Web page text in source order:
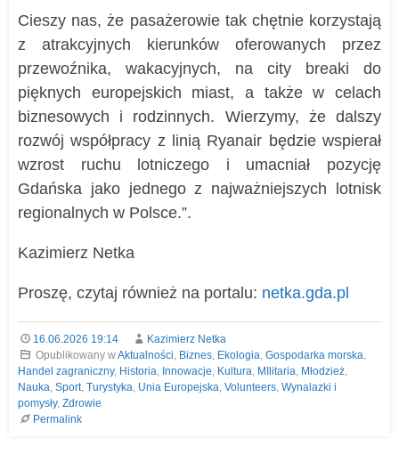
Cieszy nas, że pasażerowie tak chętnie korzystają
z atrakcyjnych kierunków oferowanych przez
przewoźnika, wakacyjnych, na city breaki do
pięknych europejskich miast, a także w celach
biznesowych i rodzinnych. Wierzymy, że dalszy
rozwój współpracy z linią Ryanair będzie wspierał
wzrost ruchu lotniczego i umacniał pozycję
Gdańska jako jednego z najważniejszych lotnisk
regionalnych w Polsce.”.
Kazimierz Netka
Proszę, czytaj również na portalu: netka.gda.pl
16.06.2026 19:14
Kazimierz Netka
Opublikowany wAktualności, Biznes, Ekologia, Gospodarka morska,
Handel zagraniczny, Historia, Innowacje, Kultura, MIlitaria, Młodzież,
Nauka, Sport, Turystyka, Unia Europejska, Volunteers, Wynalazki i
pomysły, Zdrowie
Permalink